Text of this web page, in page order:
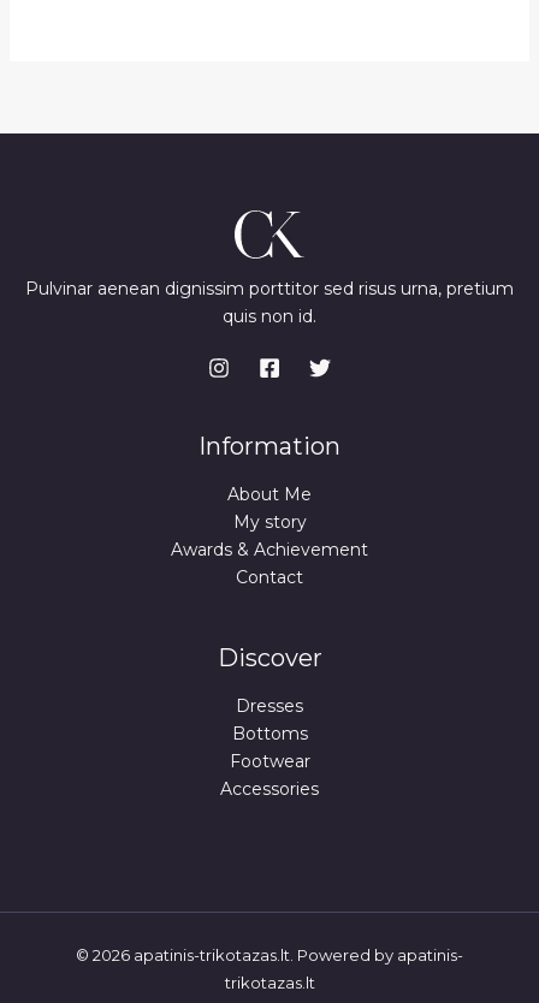
Pulvinar aenean dignissim porttitor sed risus urna, pretium
quis non id.
Information
About Me
My story
Awards & Achievement
Contact
Discover
Dresses
Bottoms
Footwear
Accessories
© 2026 apatinis-trikotazas.lt. Powered by apatinis-
trikotazas.lt